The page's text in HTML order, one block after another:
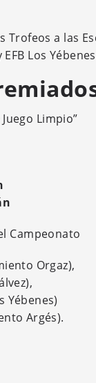
Trofeos a las
Los
Limpio”
Campeonato
Orgaz),
Yébenes)
Argés).